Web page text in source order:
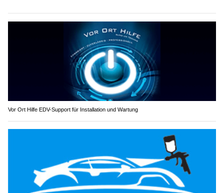
Vor Ort Hilfe EDV-Support für Installation und Wartung